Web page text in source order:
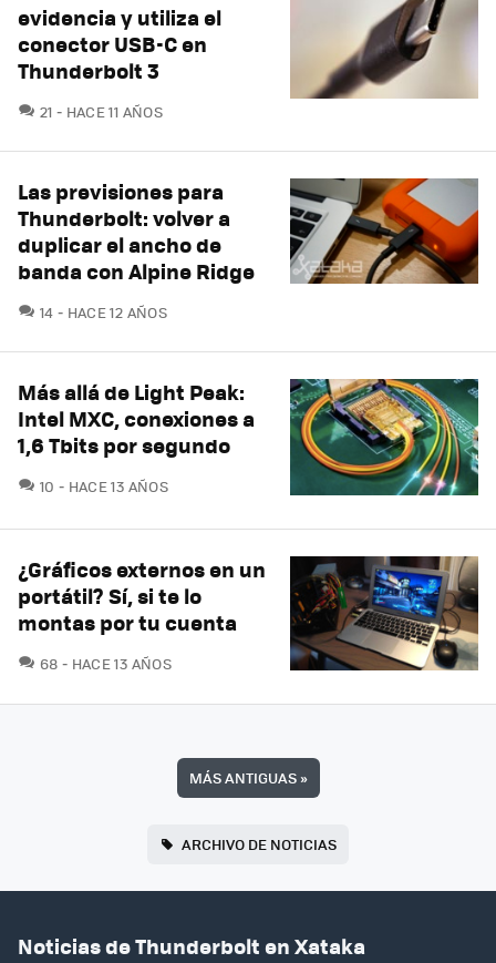
evidencia y utiliza el
conector USB-C en
Thunderbolt 3
21 COMENTARIOS
HACE 11 AÑOS
Las previsiones para
Thunderbolt: volver a
duplicar el ancho de
banda con Alpine Ridge
14 COMENTARIOS
HACE 12 AÑOS
Más allá de Light Peak:
Intel MXC, conexiones a
1,6 Tbits por segundo
10 COMENTARIOS
HACE 13 AÑOS
¿Gráficos externos en un
portátil? Sí, si te lo
montas por tu cuenta
68 COMENTARIOS
HACE 13 AÑOS
MÁS ANTIGUAS»
ARCHIVO DE NOTICIAS
Noticias de Thunderbolt en Xataka